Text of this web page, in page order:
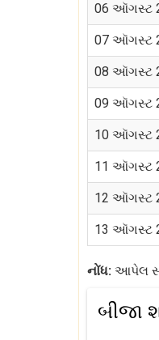
06 ઑગસ્ટ
07 ઑગસ્ટ
08 ઑગસ્ટ
09 ઑગસ્ટ
10 ઑગસ્ટ
11 ઑગસ્ટ
12 ઑગસ્ટ
13 ઑગસ્ટ
નોંધ: આપેલ
બીજા